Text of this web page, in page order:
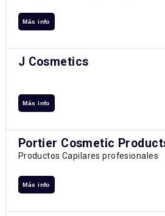
Más info
J Cosmetics
Más info
Portier Cosmetic
Productos Capilares profesionales
Más info